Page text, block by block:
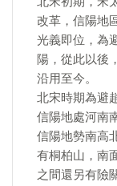
改革，信陽地
光義即位，為
陽，從此以後
沿用至今。
北宋時期為避
信陽地處河南
信陽地勢南高
有桐柏山，南
之間還另有險